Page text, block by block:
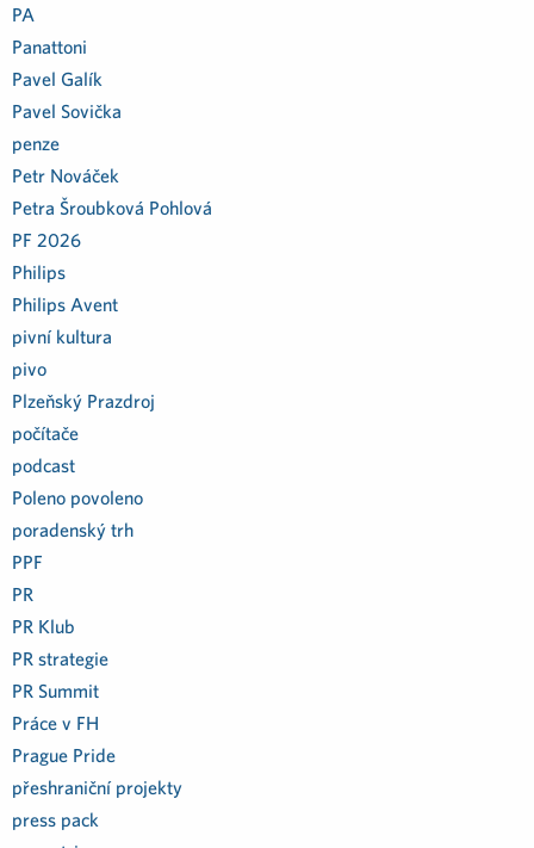
PA
Panattoni
Pavel Galík
Pavel Sovička
penze
Petr Nováček
Petra Šroubková Pohlová
PF 2026
Philips
Philips Avent
pivní kultura
pivo
Plzeňský Prazdroj
počítače
podcast
Poleno povoleno
poradenský trh
PPF
PR
PR Klub
PR strategie
PR Summit
Práce v FH
Prague Pride
přeshraniční projekty
press pack